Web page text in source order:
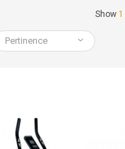
Show 1
Pertinence